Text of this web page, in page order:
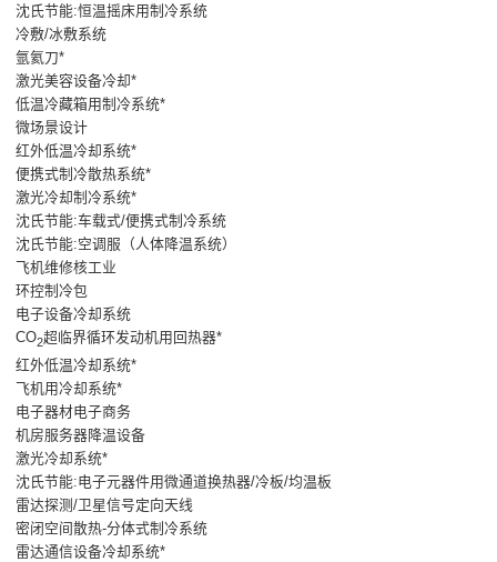
沈氏节能:恒温摇床用制冷系统
冷敷/冰敷系统
氩氦刀*
激光美容设备冷却*
低温冷藏箱用制冷系统*
微场景设计
红外低温冷却系统*
便携式制冷散热系统*
激光冷却制冷系统*
沈氏节能:车载式/便携式制冷系统
沈氏节能:空调服（人体降温系统）
飞机维修核工业
环控制冷包
电子设备冷却系统
CO2超临界循环发动机用回热器*
红外低温冷却系统*
飞机用冷却系统*
电子器材电子商务
机房服务器降温设备
激光冷却系统*
沈氏节能:电子元器件用微通道换热器/冷板/均温板
雷达探测/卫星信号定向天线
密闭空间散热-分体式制冷系统
雷达通信设备冷却系统*